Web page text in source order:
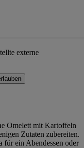
externe
Omelett mit Kartoffeln
Zutaten zubereiten.
für ein Abendessen oder